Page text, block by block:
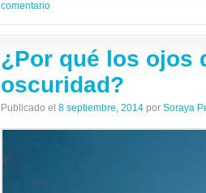
comentario
¿Por qué los ojos
oscuridad?
Publicado el 8 septiembre, 2014 por Soraya